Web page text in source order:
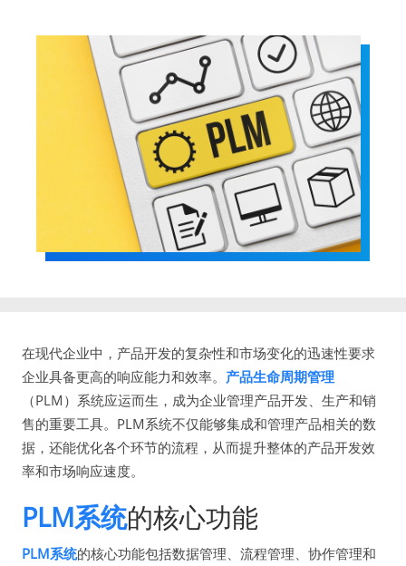
在现代企业中，产品开发的复杂性和市场变化的迅速性要求
企业具备更高的响应能力和效率。 产品生命周期管理
（PLM）系统应运而生，成为企业管理产品开发、生产和销
售的重要工具。PLM系统不仅能够集成和管理产品相关的数
据，还能优化各个环节的流程，从而提升整体的产品开发效
率和市场响应速度。
PLM系统的核心功能
PLM系统的核心功能包括数据管理、流程管理、协作管理和